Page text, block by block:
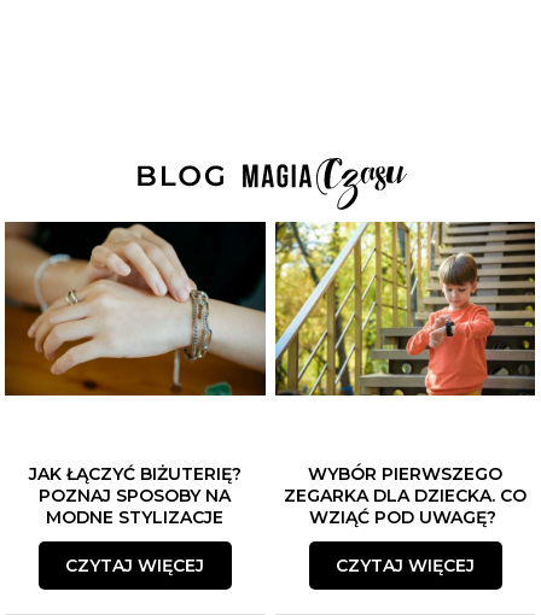
JAK ŁĄCZYĆ BIŻUTERIĘ?
POZNAJ SPOSOBY NA
MODNE STYLIZACJE
CZYTAJ WIĘCEJ
WYBÓR PIERWSZEGO
ZEGARKA DLA DZIECKA. CO
WZIĄĆ POD UWAGĘ?
CZYTAJ WIĘCEJ